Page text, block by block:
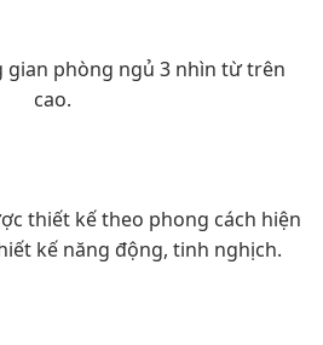
gian phòng ngủ 3 nhìn từ trên
cao.
thiết kế theo phong cách hiện
kế năng động, tinh nghịch.